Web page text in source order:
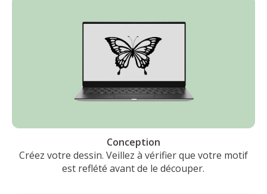
Conception
Créez votre dessin. Veillez à vérifier que votre motif
est reflété avant de le découper.